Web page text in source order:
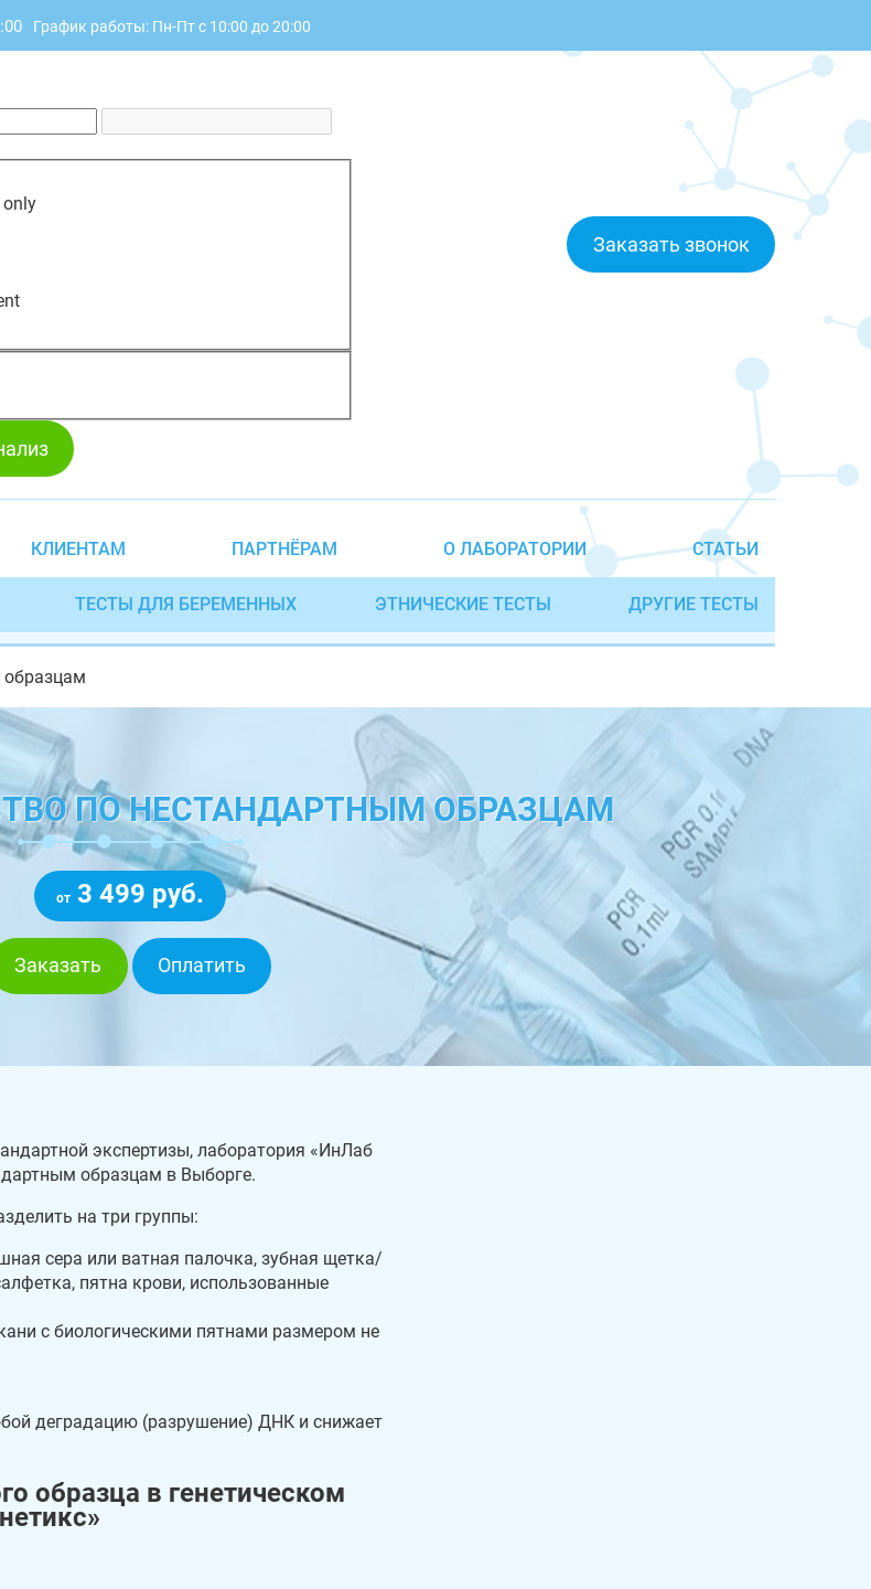
График работы: Пн-Пт с 10:00 до 20:00
only
Заказать звонок
КЛИЕНТАМ ПАРТНЁРАМ О ЛАБОРАТОРИИ СТАТЬИ
ТЕСТЫ ДЛЯ БЕРЕМЕННЫХ ЭТНИЧЕСКИЕ ТЕСТЫ ДРУГИЕ ТЕСТЫ
образцам
ПО НЕСТАНДАРТНЫМ ОБРАЗЦАМ
от 3 499 руб.
Заказать Оплатить
экспертизы, лаборатория «ИнЛаб
образцам в Выборге.
на три группы:
сера или ватная палочка, зубная щетка/
пятна крови, использованные
с биологическими пятнами размером не
деградацию (разрушение) ДНК и снижает
образца в генетическом